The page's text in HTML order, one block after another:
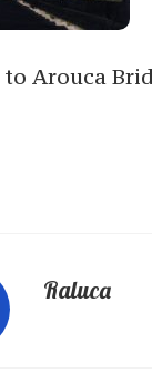
Arouca
Raluca